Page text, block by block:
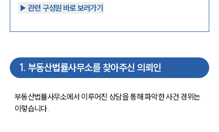
▶︎ 관련 구성원 바로 보러가기
1. 부동산법률사무소를 찾아주신 의뢰인
부동산법률사무소에서 이루어진 상담을 통해 파악한 사건 경위는
이렇습니다.